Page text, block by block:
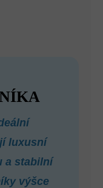
luxusní
a stabilní
výšce